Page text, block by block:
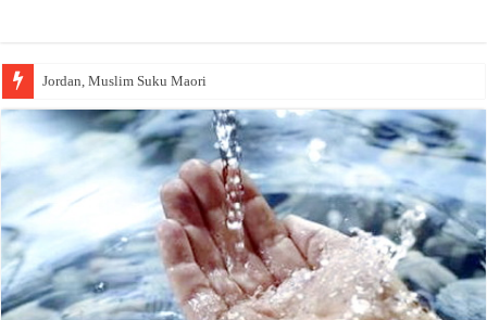
Jordan, Muslim Suku Maori